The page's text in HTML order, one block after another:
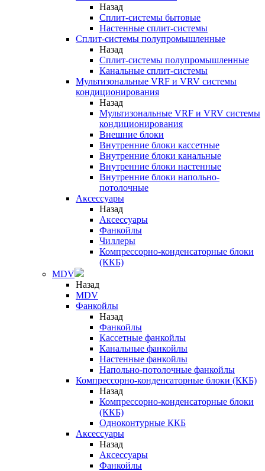
Назад
Сплит-системы бытовые
Настенные сплит-системы
Сплит-системы полупромышленные
Назад
Сплит-системы полупромышленные
Канальные сплит-системы
Мультизональные VRF и VRV системы
кондиционирования
Назад
Мультизональные VRF и VRV системы
кондиционирования
Внешние блоки
Внутренние блоки кассетные
Внутренние блоки канальные
Внутренние блоки настенные
Внутренние блоки напольно-
потолочные
Аксессуары
Назад
Аксессуары
Фанкойлы
Чиллеры
Компрессорно-конденсаторные блоки
(ККБ)
MDV
Назад
MDV
Фанкойлы
Назад
Фанкойлы
Кассетные фанкойлы
Канальные фанкойлы
Настенные фанкойлы
Напольно-потолочные фанкойлы
Компрессорно-конденсаторные блоки (ККБ)
Назад
Компрессорно-конденсаторные блоки
(ККБ)
Одноконтурные ККБ
Аксессуары
Назад
Аксессуары
Фанкойлы